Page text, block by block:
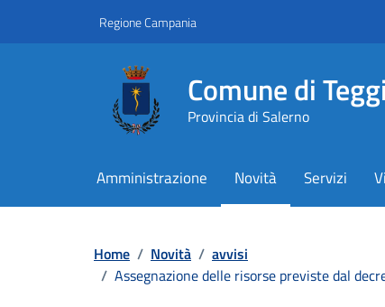
Regione Campania
Comune di
Provincia di Salerno
Amministrazione Novità Servizi
Home / Novità / avvisi
/ Assegnazione delle risorse previste dal